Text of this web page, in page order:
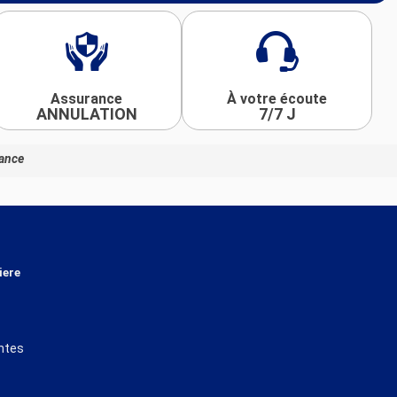
Assurance
ANNULATION
À votre écoute
7/7 J